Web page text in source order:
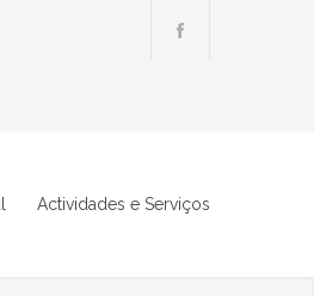
Actividades e Serviços